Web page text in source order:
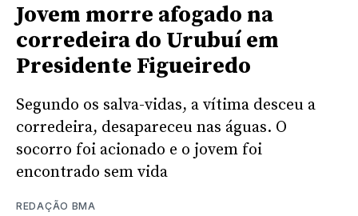
Jovem morre afogado na
corredeira do Urubuí em
Presidente Figueiredo
Segundo os salva-vidas, a vítima desceu a
corredeira, desapareceu nas águas. O
socorro foi acionado e o jovem foi
encontrado sem vida
REDAÇÃO BMA